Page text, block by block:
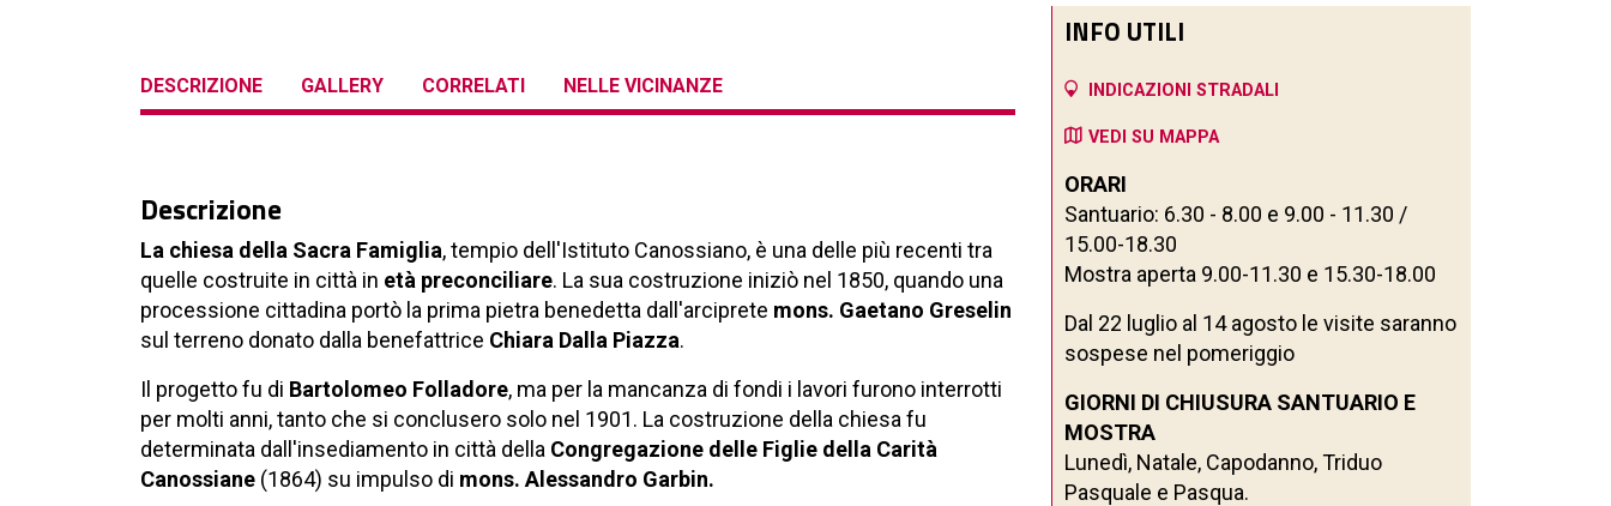
DESCRIZIONE GALLERY CORRELATI NELLE VICINANZE
Descrizione
La chiesa della Sacra Famiglia, tempio dell'Istituto Canossiano, è una delle più recenti tra
quelle costruite in città in età preconciliare. La sua costruzione iniziò nel 1850, quando una
processione cittadina portò la prima pietra benedetta dall'arciprete mons. Gaetano Greselin
sul terreno donato dalla benefattrice Chiara Dalla Piazza.
Il progetto fu di Bartolomeo Folladore, ma per la mancanza di fondi i lavori furono interrotti
per molti anni, tanto che si conclusero solo nel 1901. La costruzione della chiesa fu
determinata dall'insediamento in città della Congregazione delle Figlie della Carità
Canossiane (1864) su impulso di mons. Alessandro Garbin.
INFO UTILI
INDICAZIONI STRADALI
VEDI SU MAPPA
ORARI
Santuario: 6.30 - 8.00 e 9.00 - 11.30 /
15.00-18.30
Mostra aperta 9.00-11.30 e 15.30-18.00
Dal 22 luglio al 14 agosto le visite saranno
sospese nel pomeriggio
GIORNI DI CHIUSURA SANTUARIO E
MOSTRA
Lunedì, Natale, Capodanno, Triduo
Pasquale e Pasqua.